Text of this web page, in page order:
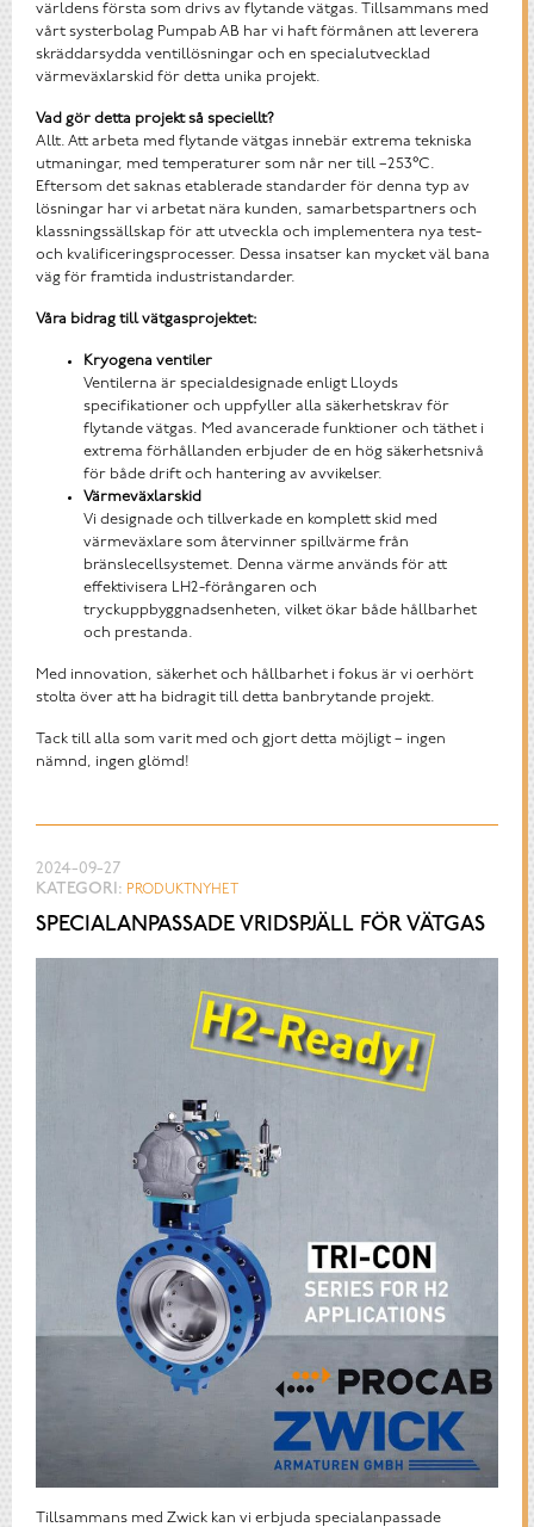
världens första som drivs av flytande vätgas. Tillsammans med
vårt systerbolag Pumpab AB har vi haft förmånen att leverera
skräddarsydda ventillösningar och en specialutvecklad
värmeväxlarskid för detta unika projekt.
Vad gör detta projekt så speciellt?
Allt. Att arbeta med flytande vätgas innebär extrema tekniska
utmaningar, med temperaturer som når ner till –253°C.
Eftersom det saknas etablerade standarder för denna typ av
lösningar har vi arbetat nära kunden, samarbetspartners och
klassningssällskap för att utveckla och implementera nya test-
och kvalificeringsprocesser. Dessa insatser kan mycket väl bana
väg för framtida industristandarder.
Våra bidrag till vätgasprojektet:
Kryogena ventiler
Ventilerna är specialdesignade enligt Lloyds
specifikationer och uppfyller alla säkerhetskrav för
flytande vätgas. Med avancerade funktioner och täthet i
extrema förhållanden erbjuder de en hög säkerhetsnivå
för både drift och hantering av avvikelser.
Värmeväxlarskid
Vi designade och tillverkade en komplett skid med
värmeväxlare som återvinner spillvärme från
bränslecellsystemet. Denna värme används för att
effektivisera LH2-förångaren och
tryckuppbyggnadsenheten, vilket ökar både hållbarhet
och prestanda.
Med innovation, säkerhet och hållbarhet i fokus är vi oerhört
stolta över att ha bidragit till detta banbrytande projekt.
Tack till alla som varit med och gjort detta möjligt – ingen
nämnd, ingen glömd!
SPECIALANPASSADE VRIDSPJÄLL FÖR VÄTGAS
Tillsammans med Zwick kan vi erbjuda specialanpassade
2024-09-27
KATEGORI: PRODUKTNYHET